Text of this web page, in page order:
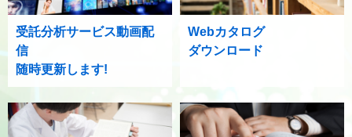
受託分析サービス動画配
信
随時更新します!
Webカタログ
ダウンロード